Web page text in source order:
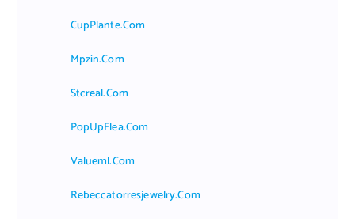
CupPlante.com
Mpzin.com
Stcreal.com
PopUpFlea.com
Valueml.com
Rebeccatorresjewelry.com